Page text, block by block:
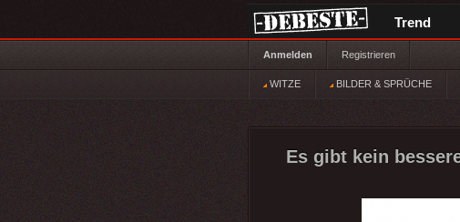
Trend
Anmelden Registrieren
WITZE BILDER & SPRÜCHE
Es gibt kein